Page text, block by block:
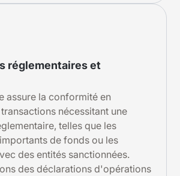
réglementaires et
assure la conformité en
nécessitant une
telles que les
de fonds ou les
des entités sanctionnées.
des déclarations d'opérations